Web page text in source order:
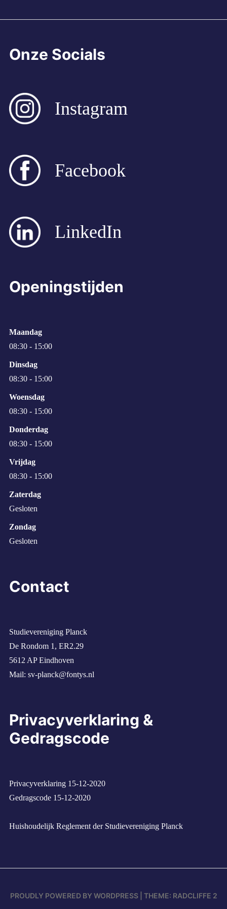
Onze Socials
Instagram
Facebook
LinkedIn
Openingstijden
Maandag
08:30 - 15:00
Dinsdag
08:30 - 15:00
Woensdag
08:30 - 15:00
Donderdag
08:30 - 15:00
Vrijdag
08:30 - 15:00
Zaterdag
Gesloten
Zondag
Gesloten
Contact
Studievereniging Planck
De Rondom 1, ER2.29
5612 AP Eindhoven
Mail: sv-planck@fontys.nl
Privacyverklaring &
Gedragscode
Privacyverklaring 15-12-2020
Gedragscode 15-12-2020
Huishoudelijk Reglement der Studievereniging Planck
PROUDLY POWERED BY WORDPRESS THEME: RADCLIFFE 2